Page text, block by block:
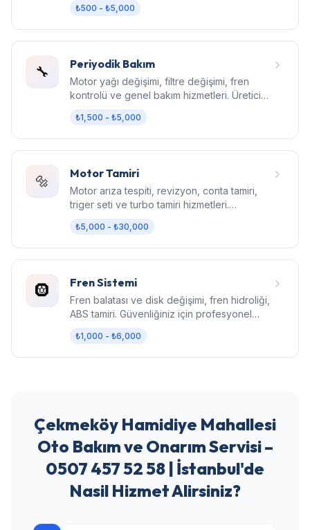
₺500 - ₺5,000
🔧 Periyodik Bakım
Motor yağı değişimi, filtre değişimi, fren
kontrolü ve genel bakım hizmetleri. Üretici
₺1,500 - ₺5,000
🔩 Motor Tamiri
Motor arıza tespiti, revizyon, conta tamiri,
triger seti ve turbo tamiri hizmetleri.
₺5,000 - ₺30,000
🛞 Fren Sistemi
Fren balatası ve disk değişimi, fren hidroliği,
ABS tamiri. Güvenliğiniz için profesyonel
₺1,000 - ₺6,000
Çekmeköy Hamidiye Mahallesi
Oto Bakım ve Onarım Servisi –
0507 457 52 58 | İstanbul'de
Nasil Hizmet Alirsiniz?